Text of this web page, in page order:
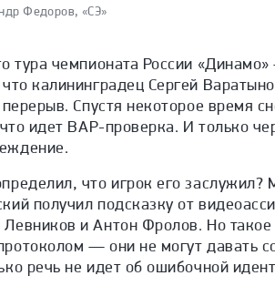
Федоров, «СЭ»
тура чемпионата России
калининградец Сергей
Спустя некоторое время
идет ВАР-проверка. И только
что игрок его заслужил?
получил подсказку от
и Антон Фролов. Но
— они не могут давать
речь не идет об ошибочной